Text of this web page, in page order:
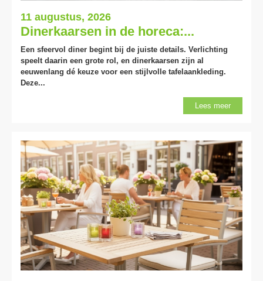
11 augustus, 2026
Dinerkaarsen in de horeca:...
Een sfeervol diner begint bij de juiste details. Verlichting
speelt daarin een grote rol, en dinerkaarsen zijn al
eeuwenlang dé keuze voor een stijlvolle tafelaankleding.
Deze...
Lees meer